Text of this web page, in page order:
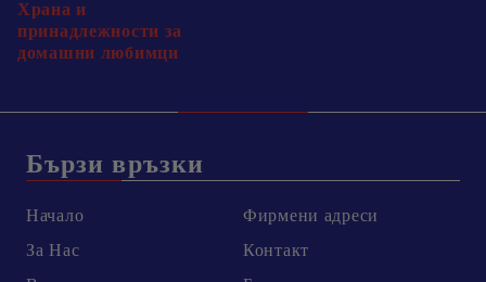
Храна и
принадлежности за
домашни любимци
Бързи връзки
Начало
За Нас
Фирмени адреси
Контакт